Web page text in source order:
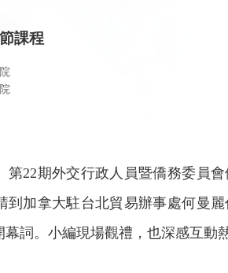
課程
第22期外交行政人員暨僑務委員
到加拿大駐台北貿易辦事處何曼
詞。小編現場觀禮，也深感互動